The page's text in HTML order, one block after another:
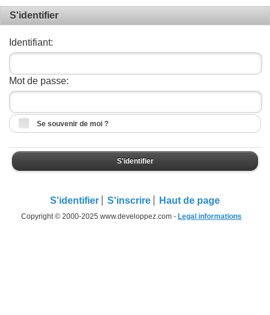
S'identifier
Identifiant:
Mot de passe:
Se souvenir de moi ?
S'identifier
S'identifier S'inscrire Haut de page
Copyright © 2000-2025 www.developpez.com - Legal informations